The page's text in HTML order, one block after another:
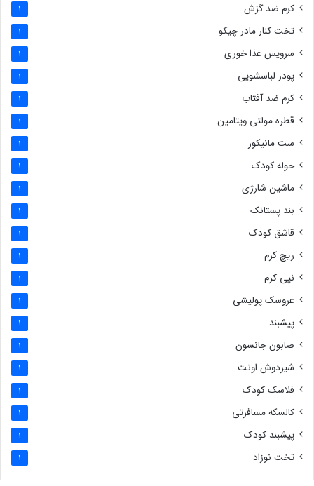
کرم ضد گزش 1
تخت کنار مادر چیکو 1
سرویس غذا خوری 1
پودر لباسشویی 1
کرم ضد آفتاب 1
قطره مولتی ویتامین 1
ست مانیکور 1
حوله کودک 1
ماشین شارژی 1
بند پستانک 1
قاشق کودک 1
ریچ کرم 1
نپی کرم 1
عروسک پولیشی 1
پیشبند 1
صابون جانسون 1
شیردوش اونت 1
فلاسک کودک 1
کالسکه مسافرتی 1
پیشبند کودک 1
تخت نوزاد 1